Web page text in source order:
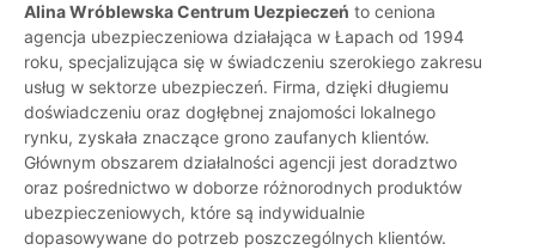
Alina Wróblewska Centrum Uezpieczeń to ceniona
agencja ubezpieczeniowa działająca w Łapach od 1994
roku, specjalizująca się w świadczeniu szerokiego zakresu
usług w sektorze ubezpieczeń. Firma, dzięki długiemu
doświadczeniu oraz dogłębnej znajomości lokalnego
rynku, zyskała znaczące grono zaufanych klientów.
Głównym obszarem działalności agencji jest doradztwo
oraz pośrednictwo w doborze różnorodnych produktów
ubezpieczeniowych, które są indywidualnie
dopasowywane do potrzeb poszczególnych klientów.